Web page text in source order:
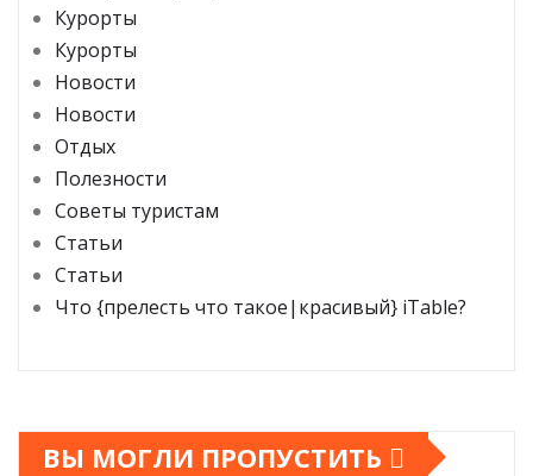
Курорты
Курорты
Новости
Новости
Отдых
Полезности
Советы туристам
Статьи
Статьи
Что {прелесть что такое|красивый} iTable?
ВЫ МОГЛИ ПРОПУСТИТЬ